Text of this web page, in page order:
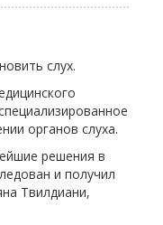
слух.
органов слуха.
решения в
и получил
Твилдиани,